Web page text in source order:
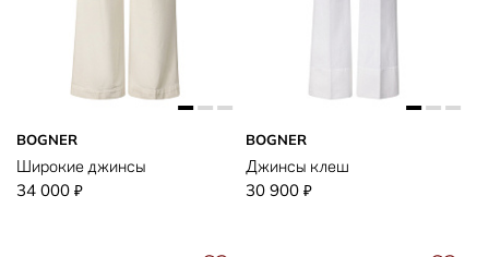
BOGNER
Широкие джинсы
34 000 ₽
BOGNER
Джинсы клеш
30 900 ₽